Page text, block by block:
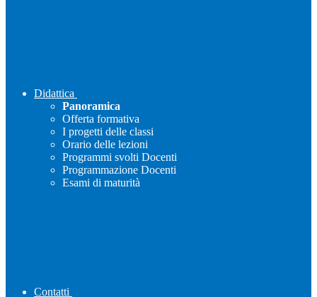
Didattica
Panoramica
Offerta formativa
I progetti delle classi
Orario delle lezioni
Programmi svolti Docenti
Programmazione Docenti
Esami di maturità
Contatti